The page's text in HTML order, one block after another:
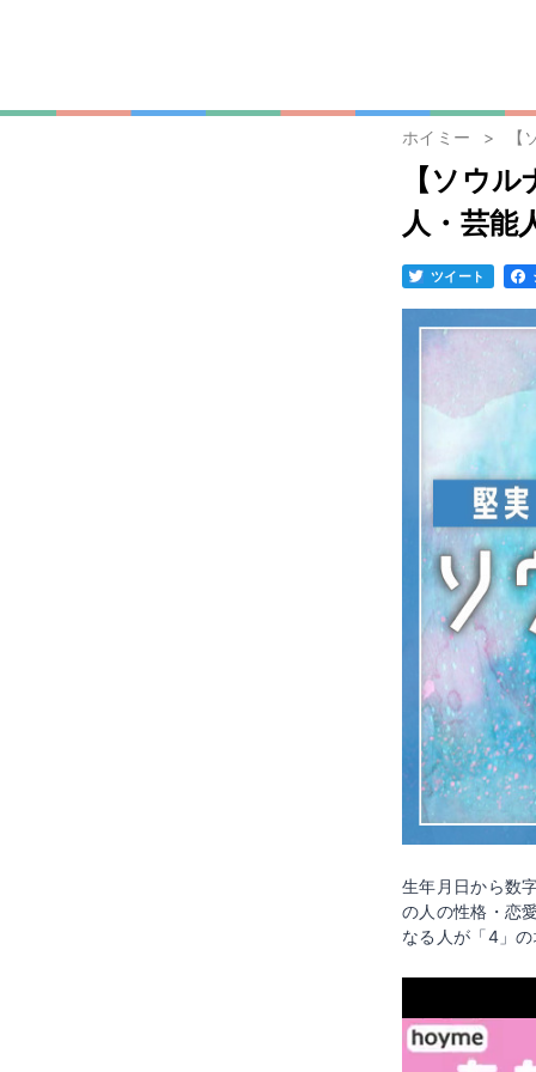
ホイミー
【ソウ
人・芸能
ツイート
生年月日から数
の人の性格・恋
なる人が「4」